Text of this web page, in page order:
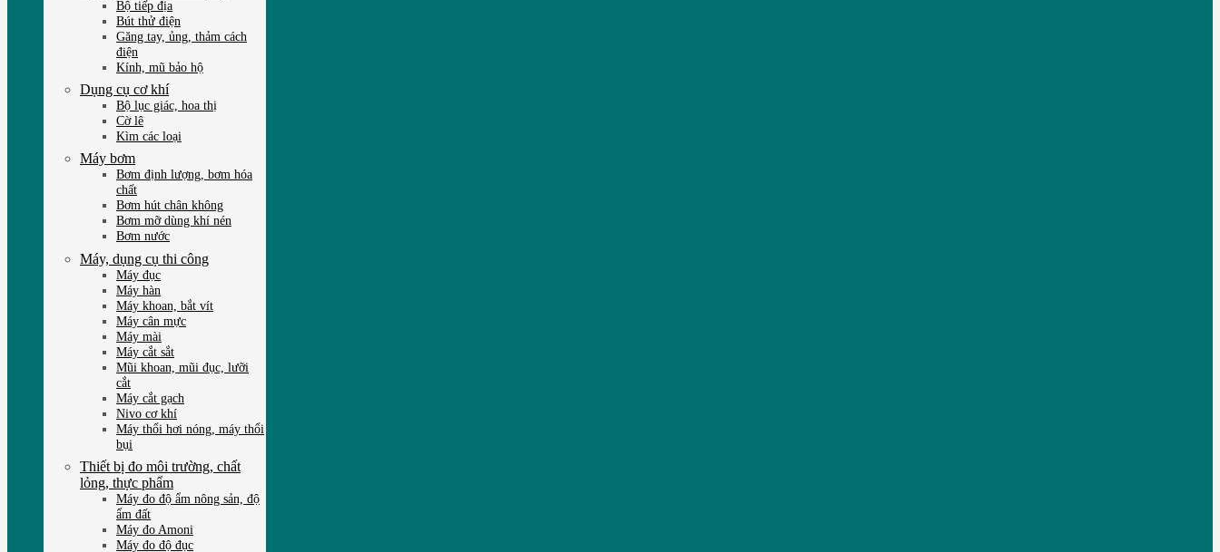
Bộ tiếp địa
Bút thử điện
Găng tay, ủng, thảm cách
điện
Kính, mũ bảo hộ
Dụng cụ cơ khí
Bộ lục giác, hoa thị
Cờ lê
Kìm các loại
Máy bơm
Bơm định lượng, bơm hóa
chất
Bơm hút chân không
Bơm mỡ dùng khí nén
Bơm nước
Máy, dụng cụ thi công
Máy đục
Máy hàn
Máy khoan, bắt vít
Máy cân mực
Máy mài
Máy cắt sắt
Mũi khoan, mũi đục, lưỡi
cắt
Máy cắt gạch
Nivo cơ khí
Máy thổi hơi nóng, máy thổi
bụi
Thiết bị đo môi trường, chất
lỏng, thực phẩm
Máy đo độ ẩm nông sản, độ
ẩm đất
Máy đo Amoni
Máy đo độ đục